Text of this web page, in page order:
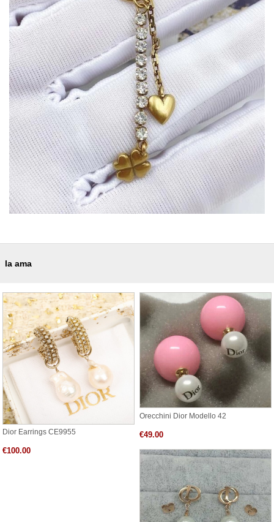
la ama
Dior Earrings CE9955
€100.00
Orecchini Dior Modello 42
€49.00